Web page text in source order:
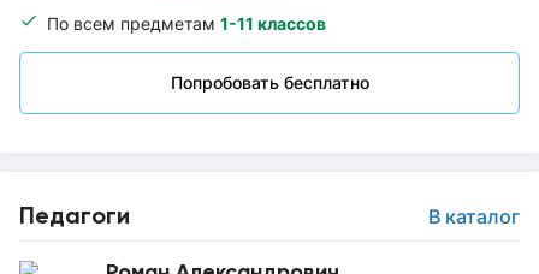
По всем предметам 1-11 классов
Попробовать бесплатно
Педагоги В каталог